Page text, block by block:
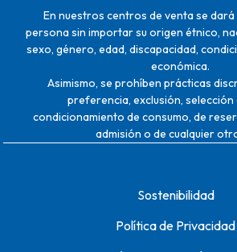
En nuestros centros de venta se
persona sin importar su origen étnico,
sexo, género, edad, discapacidad,
económica.
Asimismo, se prohíben prácticas
preferencia, exclusión, selección
condicionamiento de consumo, de
admisión o de cualquier
Sostenibilidad
Política de Privacidad